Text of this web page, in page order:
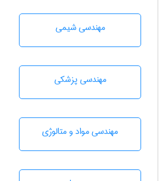
مهندسي شيمی
مهندسی پزشکی
مهندسی مواد و متالوژی